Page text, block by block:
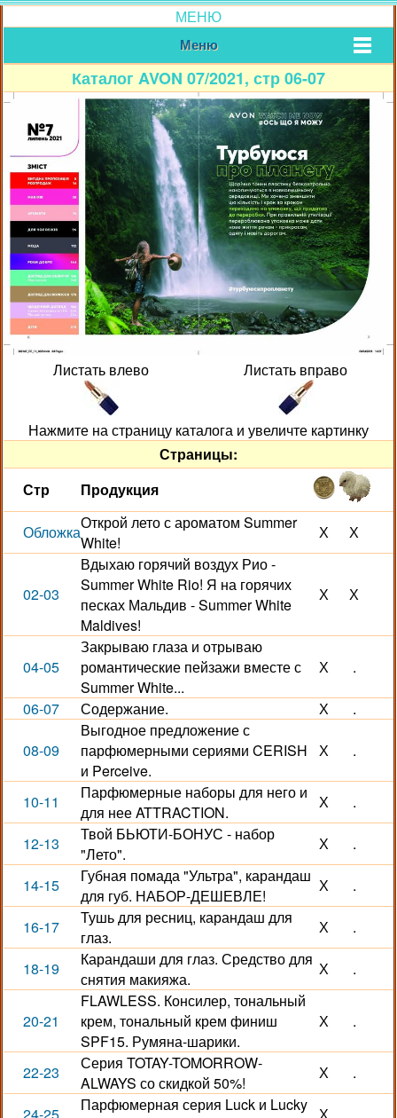
МЕНЮ
Меню
Каталог AVON 07/2021, стр 06-07
Листать влево Листать вправо
Нажмите на страницу каталога и увеличте картинку
Страницы:
Стр
Продукция
ОбложкаОткрой лето с ароматом Summer
White!
Х Х
02-03
Вдыхаю горячий воздух Рио -
Summer White Rio! Я на горячих
песках Мальдив - Summer White
Maldives!
Х Х
04-05
Закрываю глаза и отрываю
романтические пейзажи вместе с
Summer White...
Х .
06-07 Содержание. Х .
08-09
Выгодное предложение с
парфюмерными сериями CERISH
и Perceive.
Х .
10-11
Парфюмерные наборы для него и
для нее ATTRACTION.
Х .
12-13
Твой БЬЮТИ-БОНУС - набор
"Лето".
Х .
14-15
Губная помада "Ультра", карандаш
для губ. НАБОР-ДЕШЕВЛЕ!
Х .
16-17
Тушь для ресниц, карандаш для
глаз.
Х .
18-19
Карандаши для глаз. Средство для
снятия макияжа.
Х .
20-21
FLAWLESS. Консилер, тональный
крем, тональный крем финиш
SPF15. Румяна-шарики.
Х .
22-23
Серия TOTAY-TOMORROW-
ALWAYS со скидкой 50%!
Х .
Парфюмерная серия Luck и Lucky